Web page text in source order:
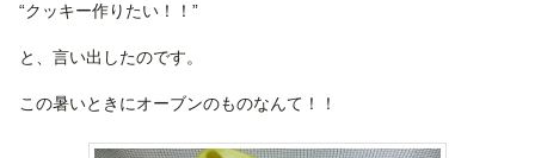
“クッキー作りたい！！”
と、言い出したのです。
この暑いときにオーブンのものなんて！！